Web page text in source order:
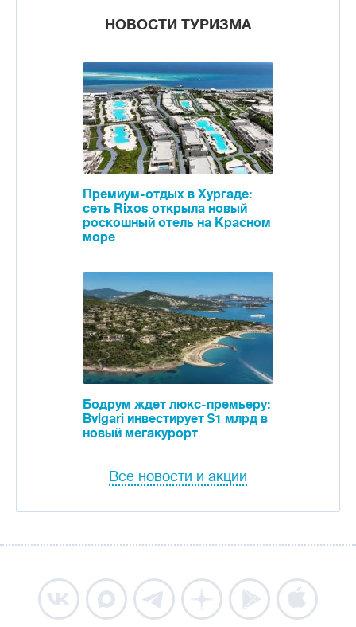
НОВОСТИ ТУРИЗМА
Премиум-отдых в Хургаде:
сеть Rixos открыла новый
роскошный отель на Красном
море
Бодрум ждет люкс-премьеру:
Bvlgari инвестирует $1 млрд в
новый мегакурорт
Все новости и акции